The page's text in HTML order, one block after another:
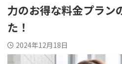
力のお得な料金プラン
た！
2024年12月18日